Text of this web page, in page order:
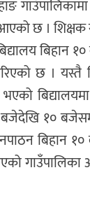
छ । शिक्षक
बिहान
छ । यस्तै
भएको
१०
बिहान
गाउँपालिका